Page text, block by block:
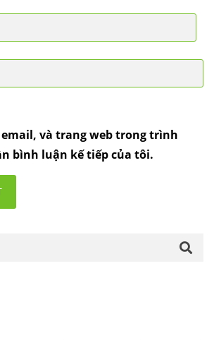
và trang web trong trình
bình luận kế tiếp của tôi.